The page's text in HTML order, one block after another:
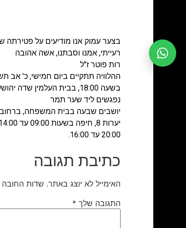
בצער עמוק אנו מודיעים על פטירתה
רעייתי, אמנו וסבתנו, אשה אהובה
רות פוטר ז"ל
ההלוויה תתקיים ביום חמישי, כ' אב תשפ"ה, 14/
בשעה 18:00, בבית העלמין שדה יהושע (כפר סמיר), חיפה
נפגשים ליד שער תמר
יושבים שבעה בבית המשפחה, ברחוב
יערות 8, חיפה בשעות 09:00 עד 14:00
20:00 עד 16:00.
כתיבת תגובה
האימייל לא יוצג באתר. שדות החובה
התגובה שלך *